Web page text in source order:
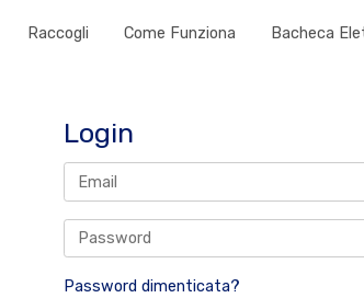
Raccogli Come Funziona Bacheca
Login
Password dimenticata?